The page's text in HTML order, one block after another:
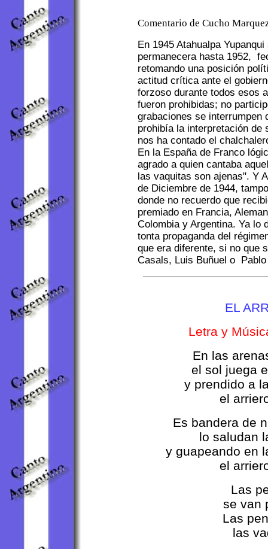
Comentario de Cucho
En 1945 Atahualpa
permanecera hasta 1952,
retomando una posición
actitud crítica ante el
forzoso durante todos esos
fueron prohibidas; no
grabaciones se interrumpen
prohibía la interpretación
nos ha contado el
En la España de Franco
agrado a quien cantaba
las vaquitas son ajenas". Y
de Diciembre de 1944,
donde no recuerdo que
premiado en Francia,
Colombia y Argentina. Ya lo
tonta propaganda del
que era diferente, si no que
Casals, Luis Buñuel o
EL
Letra y
En las
el sol juega
y prendido a
el
Es bandera de
lo saludan
y guapeando en
el
Las
se van
Las
las